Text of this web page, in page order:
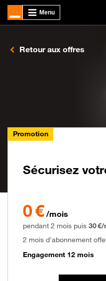
Retour aux offres
Promotion
Sécurisez
0 € /mois
pendant 2 mois puis 30
2 mois d'abonnement
Engagement 12 mois